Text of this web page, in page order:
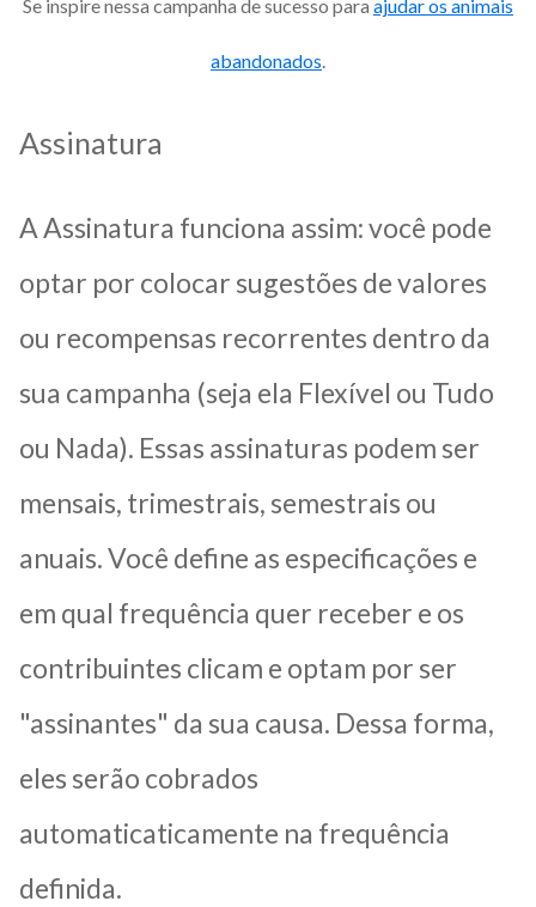
Se inspire nessa campanha de sucesso para ajudar os animais
abandonados.
Assinatura
A Assinatura funciona assim: você pode
optar por colocar sugestões de valores
ou recompensas recorrentes dentro da
sua campanha (seja ela Flexível ou Tudo
ou Nada). Essas assinaturas podem ser
mensais, trimestrais, semestrais ou
anuais. Você define as especificações e
em qual frequência quer receber e os
contribuintes clicam e optam por ser
"assinantes" da sua causa. Dessa forma,
eles serão cobrados
automaticaticamente na frequência
definida.